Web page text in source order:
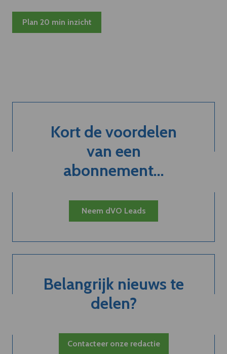
Plan 20 min inzicht
Kort de voordelen
van een
abonnement...
Neem dVO Leads
Belangrijk nieuws te
delen?
Contacteer onze redactie